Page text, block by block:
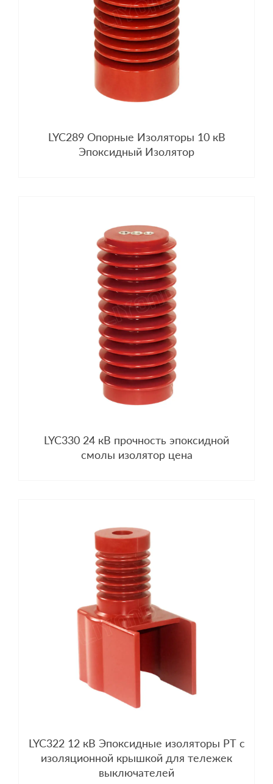
LYC289 Опорные Изоляторы 10 кВ
Эпоксидный Изолятор
LYC330 24 кВ прочность эпоксидной
смолы изолятор цена
LYC322 12 кВ Эпоксидные изоляторы PT с
изоляционной крышкой для тележек
выключателей